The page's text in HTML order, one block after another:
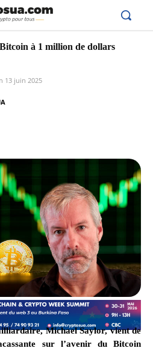
à 1 million de dollars
13 juin 2025
Michael Saylor, vient de
sur l’avenir du Bitcoin